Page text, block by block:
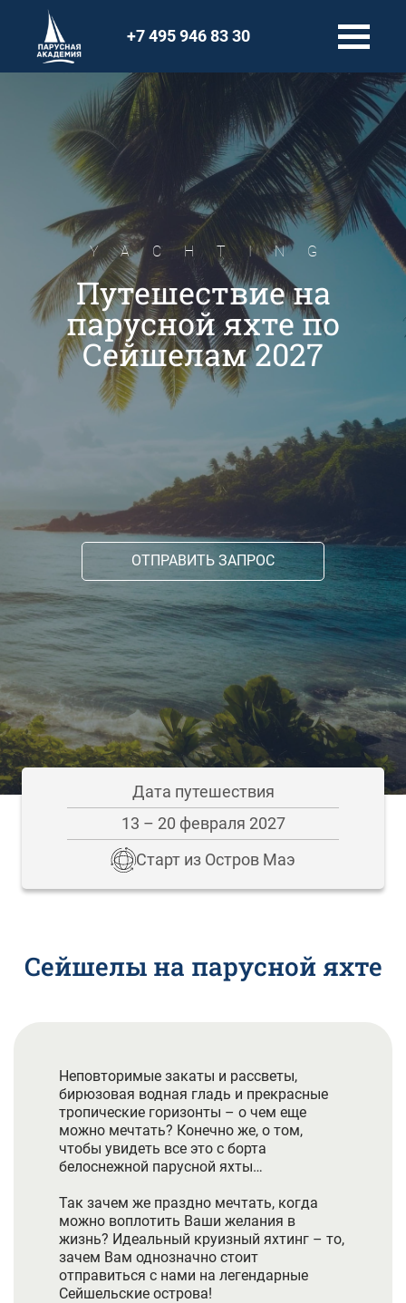
+7 495 946 83 30
YACHTING
Путешествие на
парусной яхте по
Сейшелам 2027
ОТПРАВИТЬ ЗАПРОС
Дата путешествия
13 – 20 февраля 2027
Старт из Остров Маэ
Сейшелы на парусной яхте
Неповторимые закаты и рассветы,
бирюзовая водная гладь и прекрасные
тропические горизонты – о чем еще
можно мечтать? Конечно же, о том,
чтобы увидеть все это с борта
белоснежной парусной яхты…
Так зачем же праздно мечтать, когда
можно воплотить Ваши желания в
жизнь? Идеальный круизный яхтинг – то,
зачем Вам однозначно стоит
отправиться с нами на легендарные
Сейшельские острова!